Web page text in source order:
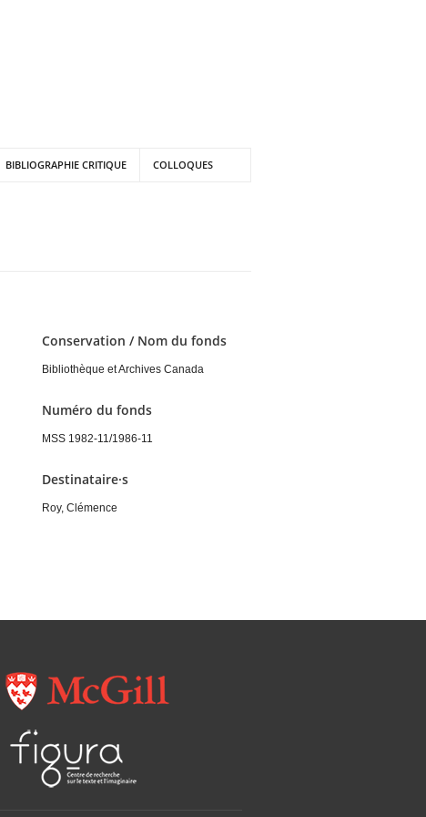
BIBLIOGRAPHIE CRITIQUE COLLOQUES
Conservation / Nom du fonds
Bibliothèque et Archives Canada
Numéro du fonds
MSS 1982-11/1986-11
Destinataire·s
Roy, Clémence